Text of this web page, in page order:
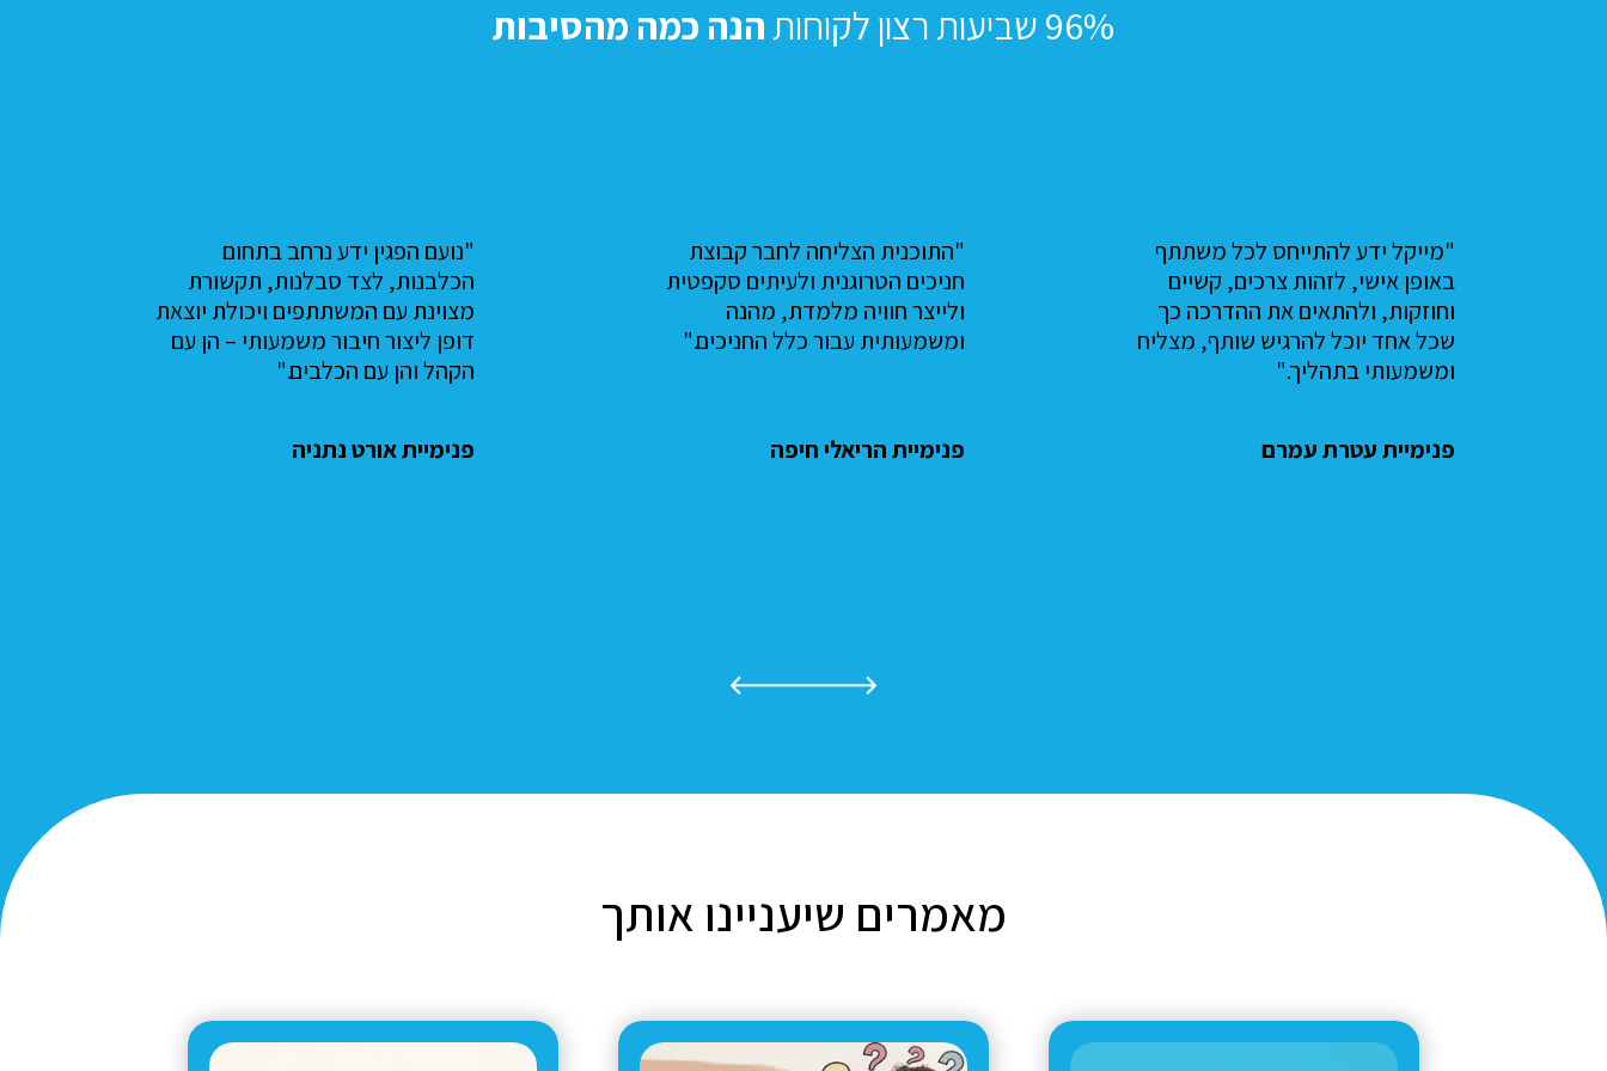
96% שביעות רצון לקוחות הנה כמה מהסיבות
"התוכנית הצליחה לחבר קבוצת
חניכים הטרוגנית ולעיתים סקפטית
ולייצר חוויה מלמדת, מהנה
ומשמעותית עבור כלל החניכים."
פנימיית הריאלי חיפה
"נועם הפגין ידע נרחב בתחום
הכלבנות, לצד סבלנות, תקשורת
מצוינת עם המשתתפים ויכולת יוצאת
דופן ליצור חיבור משמעותי – הן עם
פנימיית אורט נתניה
"מניסיוננו, מדובר בתוכנית חינוכית
משמעותית שמתאימה מאוד
למסגרת בית ספרית ותורמת הן
לתלמידים עצמם והן לאקלים
הקבוצתי."
ביה"ס יוענה ז'בוטינסקי
מאמרים שיעניינו אותך